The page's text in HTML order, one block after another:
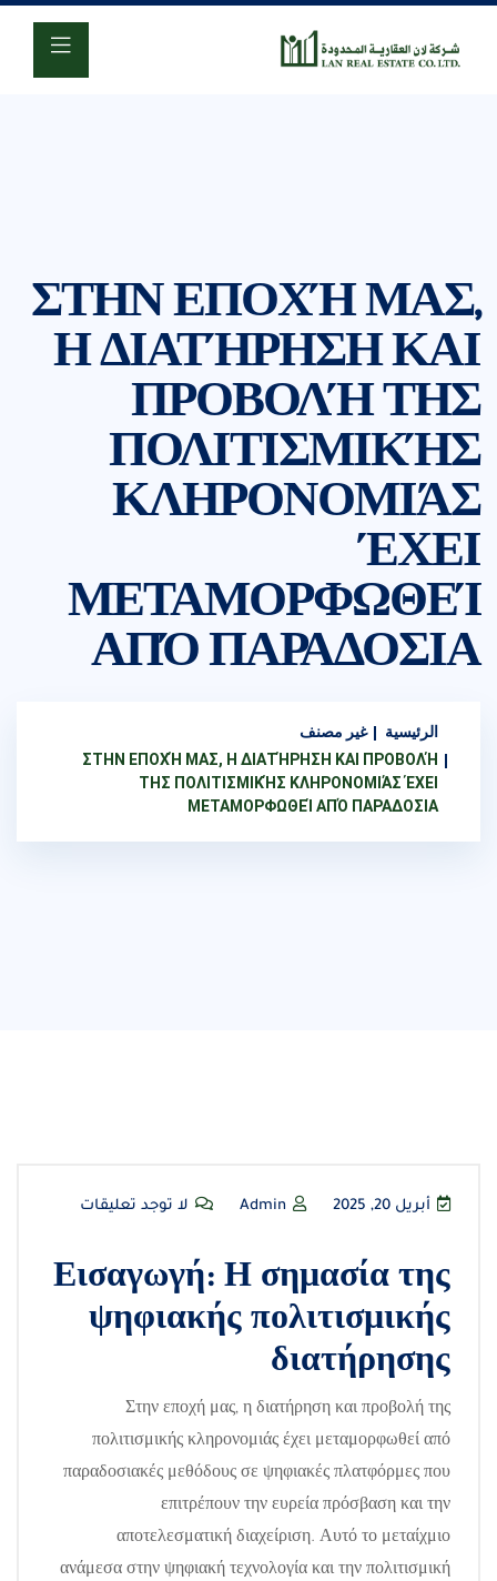
ΣΤΗΝ ΕΠΟΧΉ ΜΑΣ,
Η ΔΙΑΤΉΡΗΣΗ ΚΑΙ
ΠΡΟΒΟΛΉ ΤΗΣ
ΠΟΛΙΤΙΣΜΙΚΉΣ
ΚΛΗΡΟΝΟΜΙΆΣ
ΈΧΕΙ
ΜΕΤΑΜΟΡΦΩΘΕΊ
ΑΠΌ ΠΑΡΑΔΟΣΙΑ
الرئيسية
غير مصنف
ΣΤΗΝ ΕΠΟΧΉ ΜΑΣ, Η ΔΙΑΤΉΡΗΣΗ ΚΑΙ ΠΡΟΒΟΛΉ
ΤΗΣ ΠΟΛΙΤΙΣΜΙΚΉΣ ΚΛΗΡΟΝΟΜΙΆΣ ΈΧΕΙ
ΜΕΤΑΜΟΡΦΩΘΕΊ ΑΠΌ ΠΑΡΑΔΟΣΙΑ
أبريل 20, 2025 لا توجد تعليقات
Εισαγωγή: Η σημασία της
ψηφιακής πολιτισμικής
διατήρησης
Στην εποχή μας, η διατήρηση και προβολή της
πολιτισμικής κληρονομιάς έχει μεταμορφωθεί από
παραδοσιακές μεθόδους σε ψηφιακές πλατφόρμες που
επιτρέπουν την ευρεία πρόσβαση και την
αποτελεσματική διαχείριση. Αυτό το μεταίχμιο
ανάμεσα στην ψηφιακή τεχνολογία και την πολιτισμική